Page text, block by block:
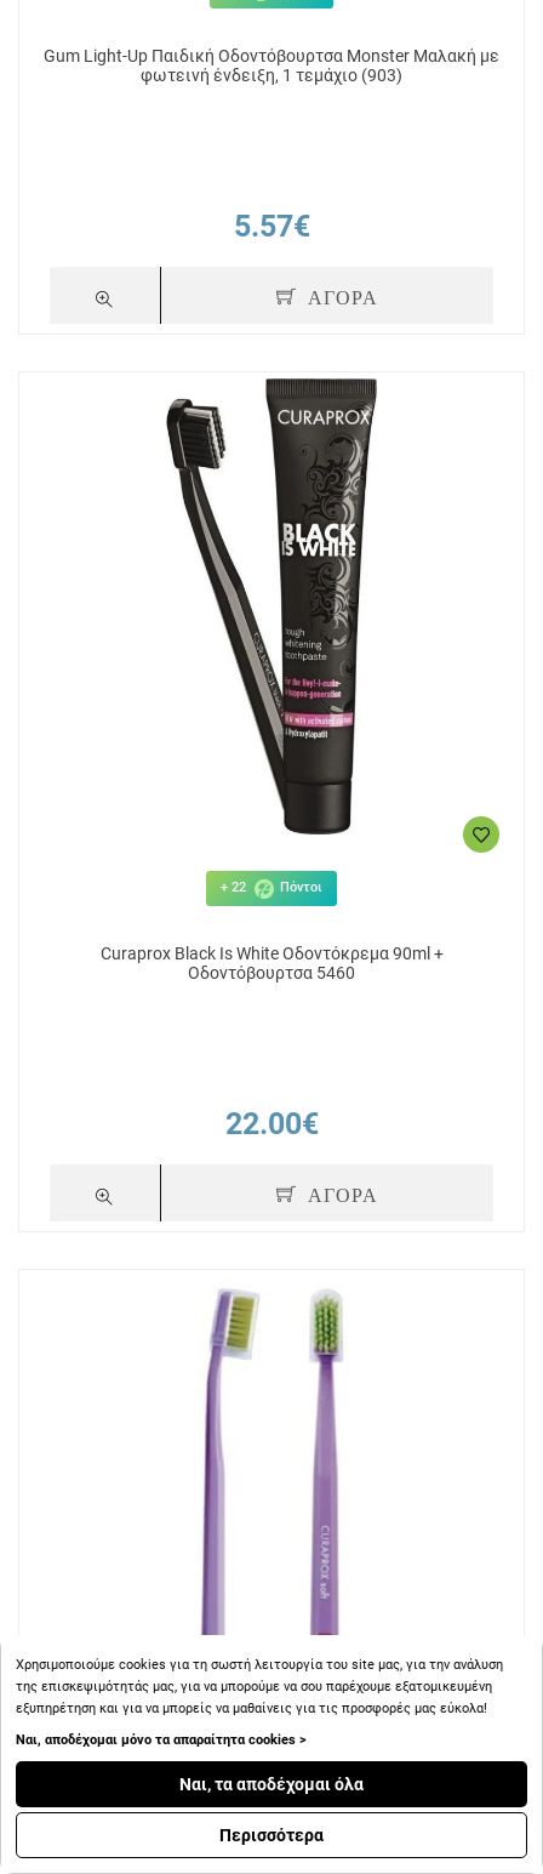
Gum Light-Up Παιδική Οδοντόβουρτσα Monster Μαλακή με
φωτεινή ένδειξη, 1 τεμάχιο (903)
5.57€
ΑΓΟΡΑ
+ 22 Πόντοι
Curaprox Black Is White Οδοντόκρεμα 90ml +
Οδοντόβουρτσα 5460
22.00€
ΑΓΟΡΑ
+ 6 Πόντοι
Curaprox CS 1560 Soft Οδοντόβουρτσα 1τμχ
Χρησιμοποιούμε cookies για τη σωστή λειτουργία του site μας, για την ανάλυση
της επισκεψιμότητάς μας, για να μπορούμε να σου παρέχουμε εξατομικευμένη
εξυπηρέτηση και για να μπορείς να μαθαίνεις για τις προσφορές μας εύκολα!
Ναι, αποδέχομαι μόνο τα απαραίτητα cookies >
Ναι, τα αποδέχομαι όλα
Περισσότερα